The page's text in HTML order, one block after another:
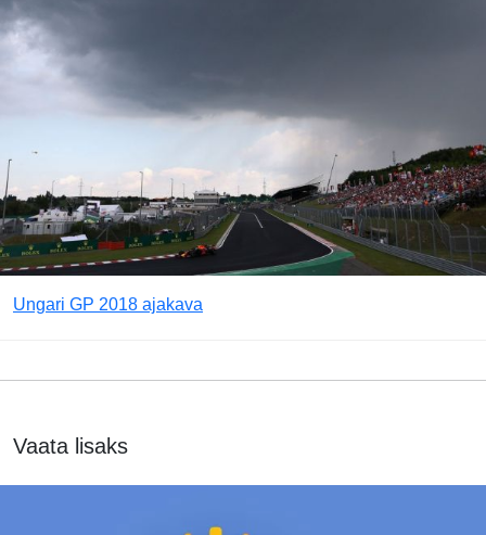
Ungari GP 2018 ajakava
Vaata lisaks